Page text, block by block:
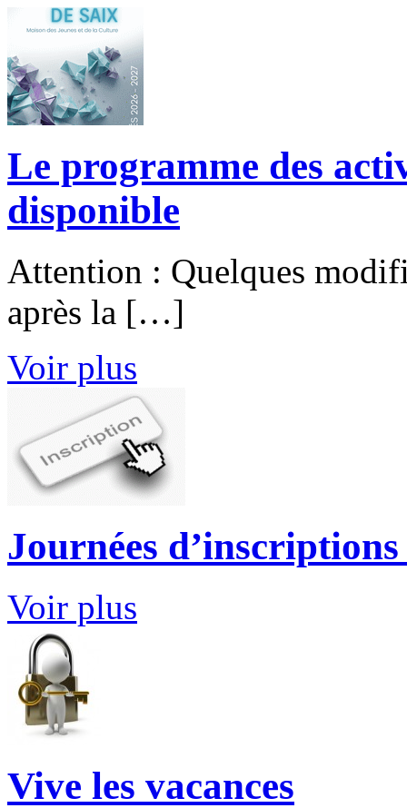
Le programme des
disponible
Attention : Quelques
après la […]
Voir plus
Journées
Voir plus
Vive les vacances